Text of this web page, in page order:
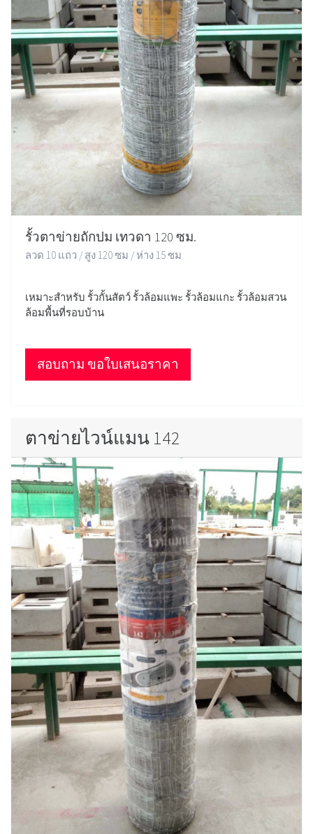
รั้วตาข่ายถักปม เทวดา 120 ซม.
ลวด 10 แถว / สูง 120 ซม / ห่าง 15 ซม
เหมาะสำหรับ รั้วกั้นสัตว์ รั้วล้อมแพะ รั้วล้อมแกะ รั้วล้อมสวน
ล้อมพื้นที่รอบบ้าน
สอบถาม ขอใบเสนอราคา
ตาข่ายไวน์แมน 142